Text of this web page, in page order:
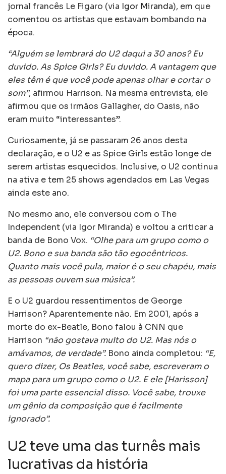
jornal francês Le Figaro (via Igor Miranda), em que
comentou os artistas que estavam bombando na
época.
“Alguém se lembrará do U2 daqui a 30 anos? Eu
duvido. As Spice Girls? Eu duvido. A vantagem que
eles têm é que você pode apenas olhar e cortar o
som”, afirmou Harrison. Na mesma entrevista, ele
afirmou que os irmãos Gallagher, do Oasis, não
eram muito “interessantes”.
Curiosamente, já se passaram 26 anos desta
declaração, e o U2 e as Spice Girls estão longe de
serem artistas esquecidos. Inclusive, o U2 continua
na ativa e tem 25 shows agendados em Las Vegas
ainda este ano.
No mesmo ano, ele conversou com o The
Independent (via Igor Miranda) e voltou a criticar a
banda de Bono Vox. “Olhe para um grupo como o
U2. Bono e sua banda são tão egocêntricos.
Quanto mais você pula, maior é o seu chapéu, mais
as pessoas ouvem sua música”.
E o U2 guardou ressentimentos de George
Harrison? Aparentemente não. Em 2001, após a
morte do ex-Beatle, Bono falou à CNN que
Harrison “não gostava muito do U2. Mas nós o
amávamos, de verdade”. Bono ainda completou: “E,
quero dizer, Os Beatles, você sabe, escreveram o
mapa para um grupo como o U2. E ele [Harisson]
foi uma parte essencial disso. Você sabe, trouxe
um gênio da composição que é facilmente
ignorado”.
U2 teve uma das turnês mais
lucrativas da história